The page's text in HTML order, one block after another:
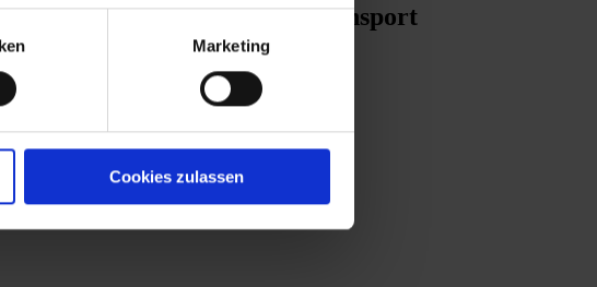
Marketing
Cookies zulassen
und Privileg für den Holztransport